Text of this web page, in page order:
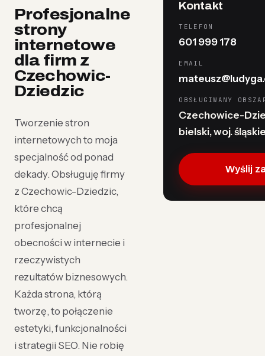
Profesjonalne
strony
internetowe
dla firm z
Czechowic-
Dziedzic
Tworzenie stron
internetowych to moja
specjalność od ponad
dekady. Obsługuję firmy
z Czechowic-Dziedzic,
które chcą
profesjonalnej
obecności w internecie i
rzeczywistych
rezultatów biznesowych.
Każda strona, którą
tworzę, to połączenie
estetyki, funkcjonalności
i strategii SEO. Nie robię
Kontakt
TELEFON
601 999 178
EMAIL
OBSŁUGIWANY
Czechowice-
bielski, woj.
Wyślij